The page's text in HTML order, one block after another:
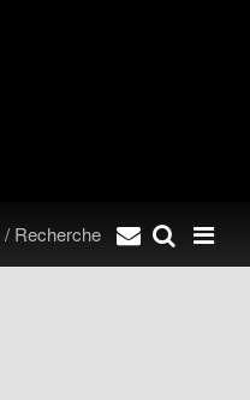
/ Recherche